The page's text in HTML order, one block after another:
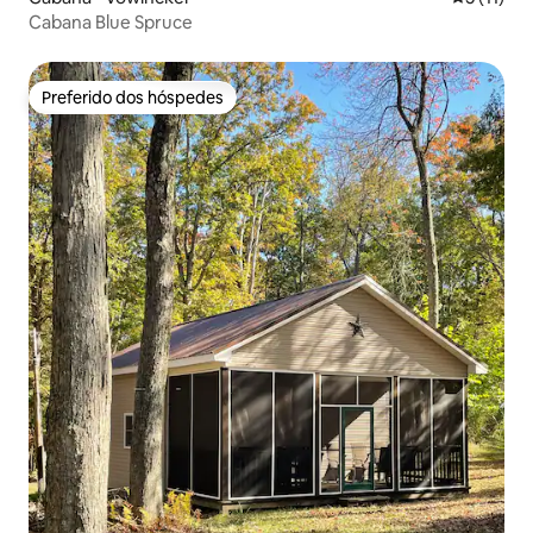
Cabana Blue Spruce
Preferido dos hóspedes
Preferido dos hóspedes